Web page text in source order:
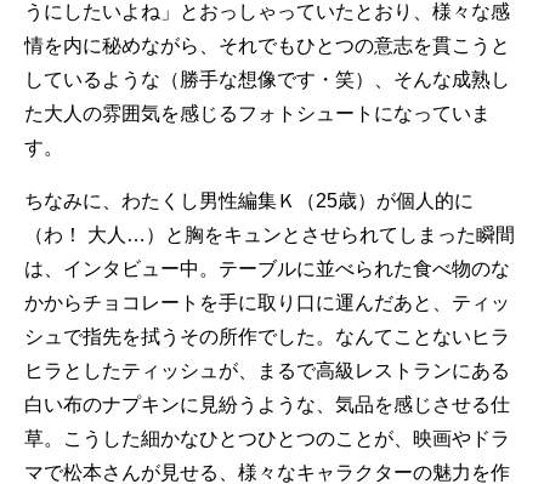
うにしたいよね」とおっしゃっていたとおり、様々な感
情を内に秘めながら、それでもひとつの意志を貫こうと
しているような（勝手な想像です・笑）、そんな成熟し
た大人の雰囲気を感じるフォトシュートになっていま
す。
ちなみに、わたくし男性編集Ｋ（25歳）が個人的に
（わ！ 大人…）と胸をキュンとさせられてしまった瞬間
は、インタビュー中。テーブルに並べられた食べ物のな
かからチョコレートを手に取り口に運んだあと、ティッ
シュで指先を拭うその所作でした。なんてことないヒラ
ヒラとしたティッシュが、まるで高級レストランにある
白い布のナプキンに見紛うような、気品を感じさせる仕
草。こうした細かなひとつひとつのことが、映画やドラ
マで松本さんが見せる、様々なキャラクターの魅力を作